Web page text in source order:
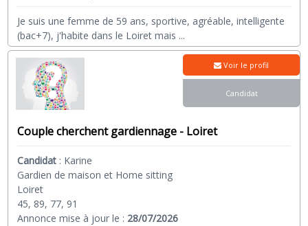
Je suis une femme de 59 ans, sportive, agréable, intelligente
(bac+7), j'habite dans le Loiret mais ...
Couple cherchent gardiennage - Loiret
Candidat : Karine
Gardien de maison et Home sitting
Loiret
45, 89, 77, 91
Annonce mise à jour le : 28/07/2026
Voir le profil
Candidat